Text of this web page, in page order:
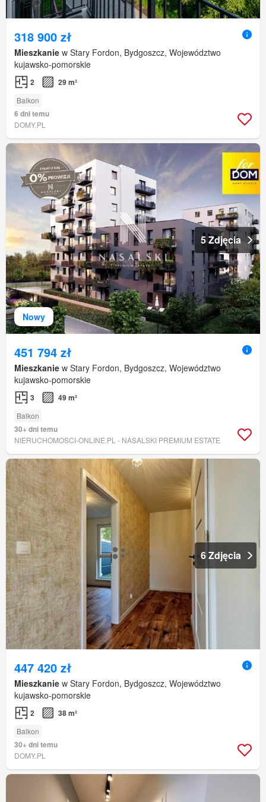
318 900 zł
Mieszkanie w Stary Fordon, Bydgoszcz, Województwo
kujawsko-pomorskie
2 29 m²
Balkon
6 dni temu
DOMY.PL
Nowy
5 Zdjęcia
451 794 zł
Mieszkanie w Stary Fordon, Bydgoszcz, Województwo
kujawsko-pomorskie
3 49 m²
Balkon
30+ dni temu
NIERUCHOMOSCI-ONLINE.PL - NASALSKI PREMIUM ESTATE
6 Zdjęcia
447 420 zł
Mieszkanie w Stary Fordon, Bydgoszcz, Województwo
kujawsko-pomorskie
2 38 m²
Balkon
30+ dni temu
DOMY.PL